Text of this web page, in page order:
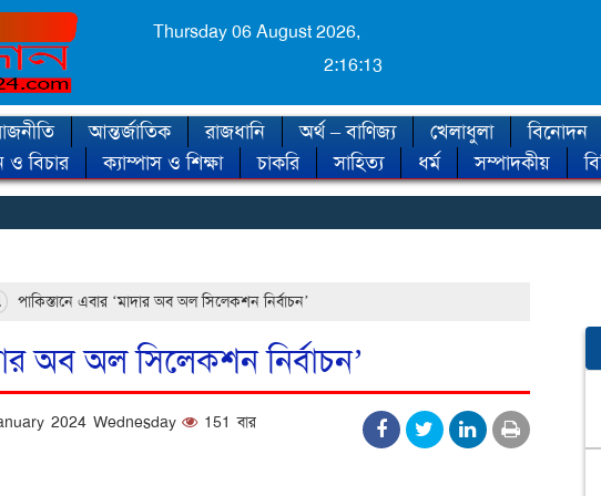
Thursday 06 August 2026,
2:16:14
আন্তর্জাতিক রাজধানি অর্থ – বাণিজ্য খেলাধুলা বিনোদন
বিচার ক্যাম্পাস ও শিক্ষা চাকরি সাহিত্য ধর্ম সম্পাদকীয়
◈ শীত
পাকিস্তানে এবার ‘মাদার অব অল সিলেকশন নির্বাচন’
অব অল সিলেকশন নির্বাচন’
2024 Wednesday
151 বার